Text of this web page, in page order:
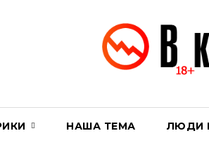
НАША ТЕМА ЛЮДИ